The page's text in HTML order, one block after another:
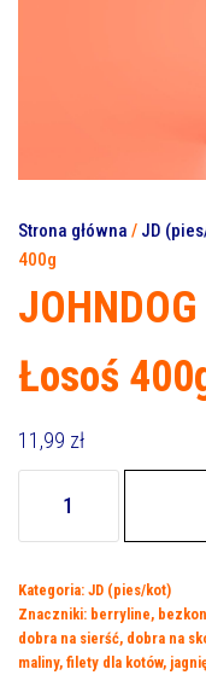
Strona główna / JD
400g
Łosoś
11,99 zł
JOHNDOG
for
MUS
Łosoś
400g
Kategoria: JD (pies/kot)
Znaczniki: berryline,
dobra na sierść, dobra na
maliny, filety dla kotów,